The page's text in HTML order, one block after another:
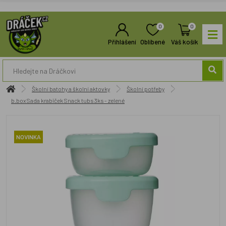
Přihlášení
0
Oblíbené
0
Váš košík
Školní batohy a školní aktovky
Školní potřeby
b.box Sada krabiček Snack tubs 3ks - zelené
NOVINKA